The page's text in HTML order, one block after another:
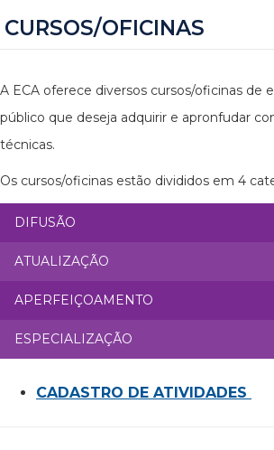
CURSOS/OFICINAS
A ECA oferece diversos cursos/oficinas de
público que deseja adquirir e apronfudar
técnicas.
Os cursos/oficinas estão divididos em 4
DIFUSÃO
ATUALIZAÇÃO
APERFEIÇOAMENTO
ESPECIALIZAÇÃO
CADASTRO DE ATIVIDADES